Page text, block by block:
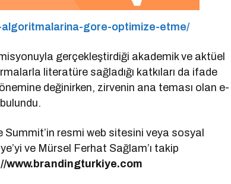
gore-optimize-etme/
gerçekleştirdiği akademik ve aktüel
literatüre sağladığı katkıları da ifade
değinirken, zirvenin ana teması olan e-
resmi web sitesini veya sosyal
ve Mürsel Ferhat Sağlam’ı takip
www.brandingturkiye.com